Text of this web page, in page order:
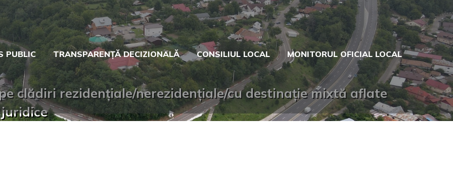
PUBLIC TRANSPARENȚĂ DECIZIONALĂ CONSILIUL LOCAL MONITORUL OFICIAL LOCAL
clădiri rezidențiale/nerezidențiale/cu destinație mixtă aflate